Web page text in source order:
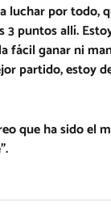
luchar por todo,
puntos allí.
ganar ni
partido, estoy
que ha sido el